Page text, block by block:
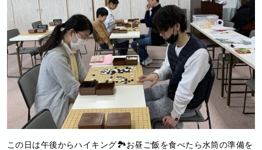
この日は午後からハイキング🏞️お昼ご飯を食べたら水筒の準備を